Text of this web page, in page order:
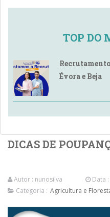
TOP DO
Évora e Beja
DICAS DE
Autor : nunosilva
Data :
Categoria : Agricultura e